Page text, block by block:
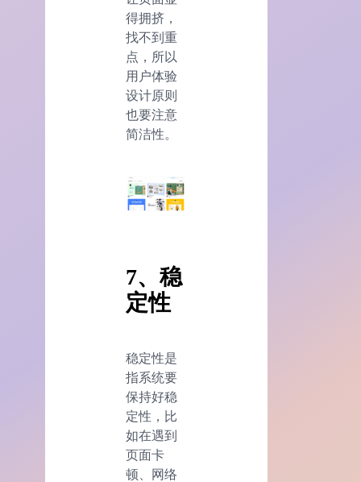
得拥挤，
找不到重
点，所以
用户体验
设计原则
也要注意
简洁性。
7、稳
定性
稳定性是
指系统要
保持好稳
定性，比
如在遇到
页面卡
顿、网络